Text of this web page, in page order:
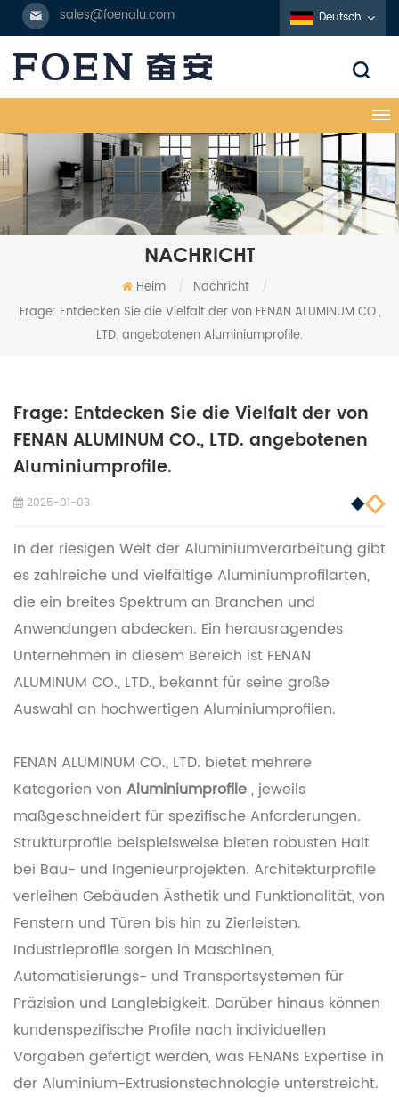
sales@foenalu.com Deutsch
NACHRICHT
Heim / Nachricht
/
Frage: Entdecken Sie die Vielfalt der von FENAN ALUMINUM CO.,
LTD. angebotenen Aluminiumprofile.
Frage: Entdecken Sie die Vielfalt der von
FENAN ALUMINUM CO., LTD. angebotenen
Aluminiumprofile.
2025-01-03
In der riesigen Welt der Aluminiumverarbeitung gibt
es zahlreiche und vielfältige Aluminiumprofilarten,
die ein breites Spektrum an Branchen und
Anwendungen abdecken. Ein herausragendes
Unternehmen in diesem Bereich ist FENAN
ALUMINUM CO., LTD., bekannt für seine große
Auswahl an hochwertigen Aluminiumprofilen.
FENAN ALUMINUM CO., LTD. bietet mehrere
Kategorien von Aluminiumprofile, jeweils
maßgeschneidert für spezifische Anforderungen.
Strukturprofile beispielsweise bieten robusten Halt
bei Bau- und Ingenieurprojekten. Architekturprofile
verleihen Gebäuden Ästhetik und Funktionalität, von
Fenstern und Türen bis hin zu Zierleisten.
Industrieprofile sorgen in Maschinen,
Automatisierungs- und Transportsystemen für
Präzision und Langlebigkeit. Darüber hinaus können
kundenspezifische Profile nach individuellen
Vorgaben gefertigt werden, was FENANs Expertise in
der Aluminium-Extrusionstechnologie unterstreicht.